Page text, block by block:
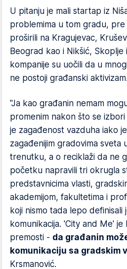
U pitanju je mali startap iz
problemima u tom gradu, pre
proširili na Kragujevac,
Beograd kao i Nikšić, Skoplje
kompanije su uočili da u
ne postoji građanski aktivizam.
"Ja kao građanin nemam
promenim nakon što se
je zagađenost vazduha iako
zagađenijim gradovima sveta
trenutku, a o reciklaži da ne
početku napravili tri okrugla
predstavnicima vlasti,
akademijom, fakultetima i
koji nismo tada lepo definisali
komunikacija. 'City and Me'
premosti - da građanin
komunikaciju sa gradskim
Krsmanović.